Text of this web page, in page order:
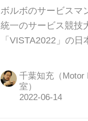
ボルボのサービスマ
統一のサービス競技
「VISTA2022」の
が優勝を競って奮闘
の座を狙う。（
7月号より）
千葉知充（Motor
室）